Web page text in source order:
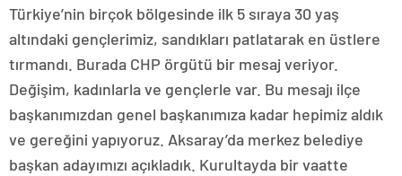
Türkiye’nin birçok bölgesinde ilk 5 sıraya 30 yaş
altındaki gençlerimiz, sandıkları patlatarak en üstlere
tırmandı. Burada CHP örgütü bir mesaj veriyor.
Değişim, kadınlarla ve gençlerle var. Bu mesajı ilçe
başkanımızdan genel başkanımıza kadar hepimiz aldık
ve gereğini yapıyoruz. Aksaray’da merkez belediye
başkan adayımızı açıkladık. Kurultayda bir vaatte